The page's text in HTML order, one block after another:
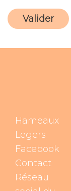
1.1.a.
1.1.b
Valider
Hameaux
Legers
Facebook
Contact
Réseau